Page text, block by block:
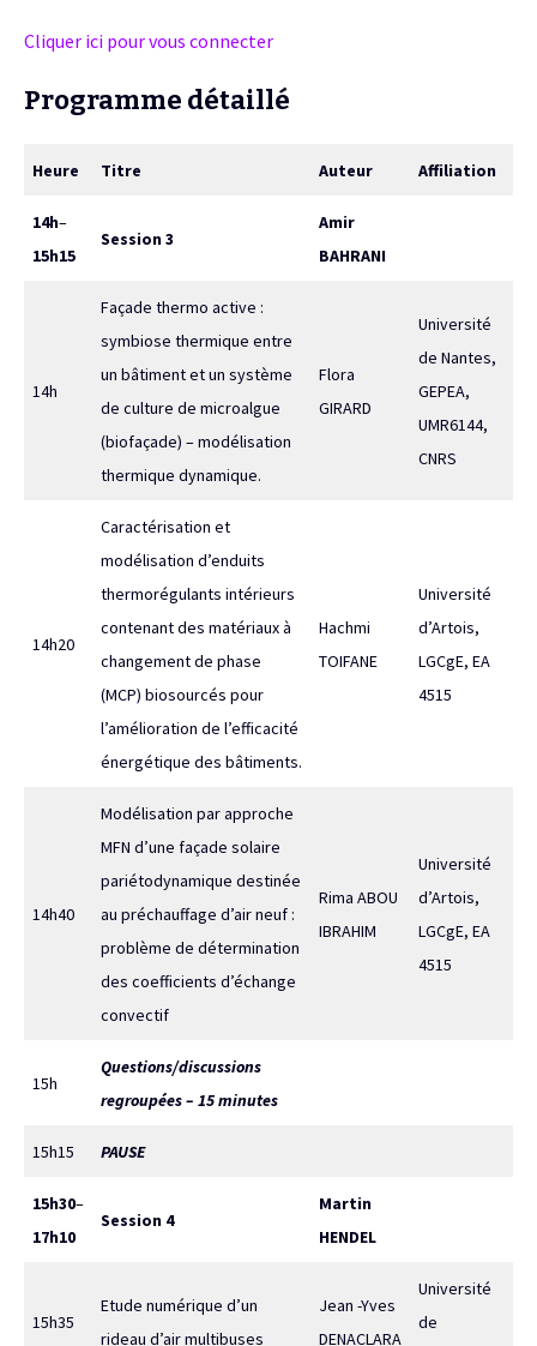
Cliquer ici pour vous connecter
Programme détaillé
Heure Titre Auteur Affiliation
14h–
15h15
Session 3
Amir
BAHRANI
14h
Façade thermo active :
symbiose thermique entre
un bâtiment et un système
de culture de microalgue
(biofaçade) – modélisation
thermique dynamique.
Flora
GIRARD
Université
de Nantes,
GEPEA,
UMR6144,
CNRS
14h20
Caractérisation et
modélisation d’enduits
thermorégulants intérieurs
contenant des matériaux à
changement de phase
(MCP) biosourcés pour
l’amélioration de l’efficacité
énergétique des bâtiments.
Hachmi
TOIFANE
Université
d’Artois,
LGCgE, EA
4515
14h40
Modélisation par approche
MFN d’une façade solaire
pariétodynamique destinée
au préchauffage d’air neuf :
problème de détermination
des coefficients d’échange
convectif
Rima ABOU
IBRAHIM
Université
d’Artois,
LGCgE, EA
4515
15h
Questions/discussions
regroupées – 15 minutes
15h15 PAUSE
15h30–
17h10
Session 4
Martin
HENDEL
15h35
Etude numérique d’un
rideau d’air multibuses
Jean -Yves
DENACLARA
Université
de